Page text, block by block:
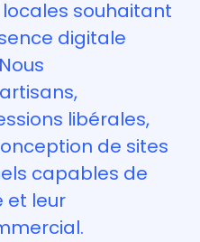
souhaitant
digitale
libérales,
de sites
capables de
et leur